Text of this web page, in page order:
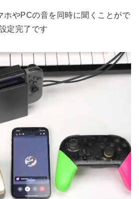
ホやPCの音を同時に聞くことがで
定完了です